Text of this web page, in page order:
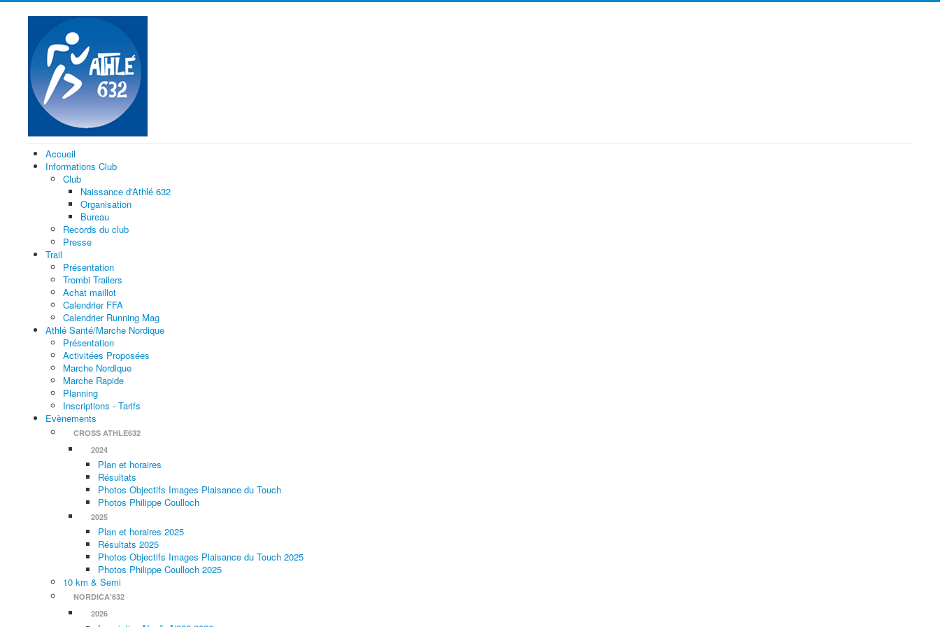
Accueil
Informations Club
Club
Naissance d'Athlé 632
Organisation
Bureau
Records du club
Presse
Trail
Présentation
Trombi Trailers
Achat maillot
Calendrier FFA
Calendrier Running Mag
Athlé Santé/Marche Nordique
Présentation
Activitées Proposées
Marche Nordique
Marche Rapide
Planning
Inscriptions - Tarifs
Evènements
CROSS ATHLE632
2024
Plan et horaires
Résultats
Photos Objectifs Images Plaisance du Touch
Photos Philippe Coulloch
2025
Plan et horaires 2025
Résultats 2025
Photos Objectifs Images Plaisance du Touch 2025
Photos Philippe Coulloch 2025
10 km & Semi
NORDICA'632
2026